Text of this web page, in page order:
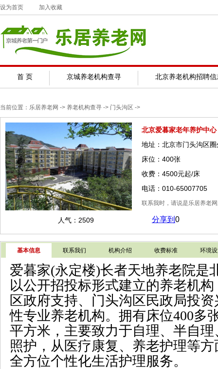
设为首页 加入收藏
首 页 京城养老机构查寻 北京养老机构招聘信
当前位置： 乐居养老网 -> 养老机构查寻 -> 门头沟区 ->
北京爱暮家老年养护中心
地址：北京市门头沟区
床位：400张
收费：4500元起/床
电话：010-65007705
联系我时，请说是乐居养老
人气：2509 分享到 0
基本信息 联系我们 机构介绍 收费标准 环境
爱暮家(永定楼)长者天地养老院是
以公开招投标形式建立的养老机
区政府支持、门头沟区民政局投
性专业养老机构。拥有床位400多
平方米，主要致力于自理、半自
照护，从医疗康复、养老护理等
全方位个性化生活护理服务。